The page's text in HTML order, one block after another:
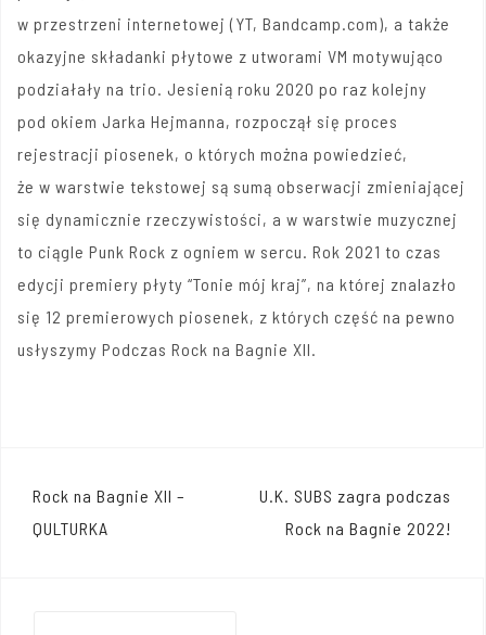
w przestrzeni internetowej (YT, Bandcamp.com), a także
okazyjne składanki płytowe z utworami VM motywująco
podziałały na trio. Jesienią roku 2020 po raz kolejny
pod okiem Jarka Hejmanna, rozpoczął się proces
rejestracji piosenek, o których można powiedzieć,
że w warstwie tekstowej są sumą obserwacji zmieniającej
się dynamicznie rzeczywistości, a w warstwie muzycznej
to ciągle Punk Rock z ogniem w sercu. Rok 2021 to czas
edycji premiery płyty “Tonie mój kraj”, na której znalazło
się 12 premierowych piosenek, z których część na pewno
usłyszymy Podczas Rock na Bagnie XII.
Nawigacja
wpisu
Rock na Bagnie XII –
QULTURKA
U.K. SUBS zagra podczas
Rock na Bagnie 2022!